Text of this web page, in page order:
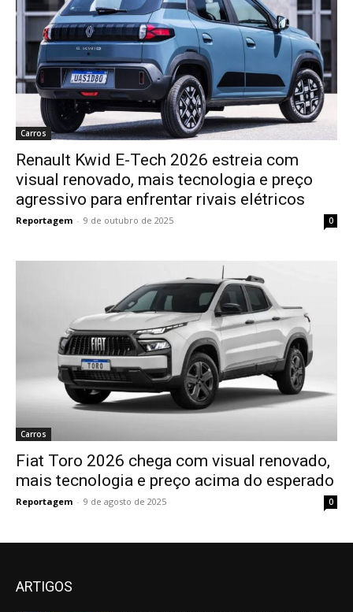
Carros
Renault Kwid E-Tech 2026 estreia com
visual renovado, mais tecnologia e preço
agressivo para enfrentar rivais elétricos
Reportagem - 9 de outubro de 2025 0
Carros
Fiat Toro 2026 chega com visual renovado,
mais tecnologia e preço acima do esperado
Reportagem - 9 de agosto de 2025 0
ARTIGOS